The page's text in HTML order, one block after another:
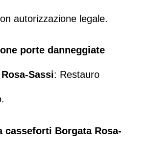
autorizzazione legale.
porte danneggiate
Sassi: Restauro
casseforti Borgata Rosa-